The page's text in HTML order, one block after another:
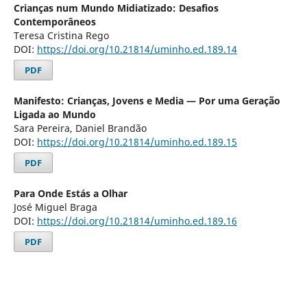
Crianças num Mundo Midiatizado: Desafios
Contemporâneos
Teresa Cristina Rego
DOI: https://doi.org/10.21814/uminho.ed.189.14
PDF
Manifesto: Crianças, Jovens e Media — Por uma Geração
Ligada ao Mundo
Sara Pereira, Daniel Brandão
DOI: https://doi.org/10.21814/uminho.ed.189.15
PDF
Para Onde Estás a Olhar
José Miguel Braga
DOI: https://doi.org/10.21814/uminho.ed.189.16
PDF